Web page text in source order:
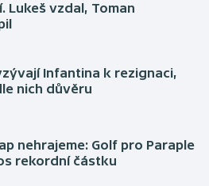
Lukeš vzdal, Toman
Infantina k rezignaci,
nich důvěru
nehrajeme: Golf pro Paraple
rekordní částku